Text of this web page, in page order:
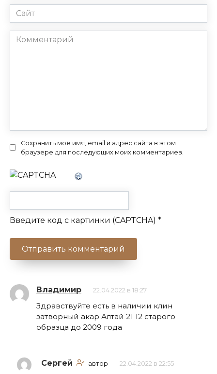
Сайт
Комментарий
Сохранить моё имя, email и адрес сайта в этом
браузере для последующих моих комментариев.
Введите код с картинки (CAPTCHA) *
Владимир 22.04.2022 в 18:27
Здравствуйте есть в наличии клин
затворный акар Алтай 21 12 старого
образца до 2009 года
Сергей автор 22.04.2022 в 22:55